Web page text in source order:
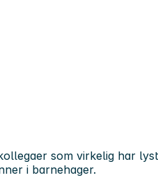
som virkelig har lyst
i barnehager.